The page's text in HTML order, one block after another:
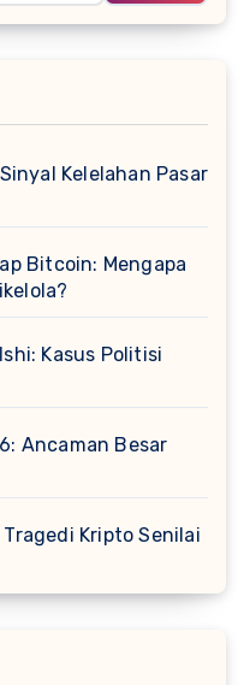
Kelelahan Pasar
Bitcoin: Mengapa
Kasus Politisi
Ancaman Besar
Kripto Senilai